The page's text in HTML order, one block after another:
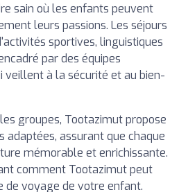
sain où les enfants peuvent
leurs passions. Les séjours
sportives, linguistiques
par des équipes
veillent à la sécurité et au bien-
groupes, Tootazimut propose
assurant que chaque
mémorable et enrichissante.
comment Tootazimut peut
voyage de votre enfant.